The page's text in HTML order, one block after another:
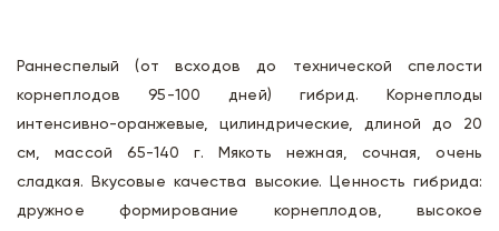
Раннеспелый (от всходов до технической спелости
корнеплодов 95-100 дней) гибрид. Корнеплоды
интенсивно-оранжевые, цилиндрические, длиной до 20
см, массой 65-140 г. Мякоть нежная, сочная, очень
сладкая. Вкусовые качества высокие. Ценность гибрида:
дружное формирование корнеплодов, высокое